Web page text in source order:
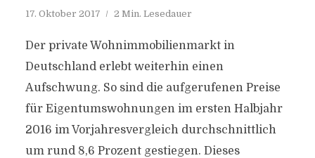
17. Oktober 2017 2 Min. Lesedauer
Der private Wohnimmobilienmarkt in
Deutschland erlebt weiterhin einen
Aufschwung. So sind die aufgerufenen Preise
für Eigentumswohnungen im ersten Halbjahr
2016 im Vorjahresvergleich durchschnittlich
um rund 8,6 Prozent gestiegen. Dieses